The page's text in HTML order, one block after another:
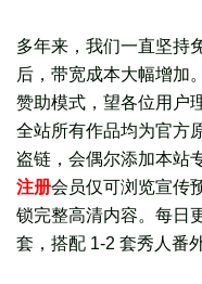
多年来，我们一直坚持
后，带宽成本大幅增加
赞助模式，望各位用户
全站所有作品均为官方
盗链，会偶尔添加本站
注册会员仅可浏览宣传
锁完整高清内容。每日
套， 搭配 1-2 套秀人番